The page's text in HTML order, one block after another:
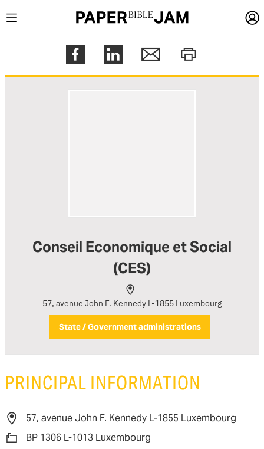
LOGIN
Conseil Economique et Social
(CES)
57, avenue John F. Kennedy L-1855 Luxembourg
State / Government administrations
PRINCIPAL INFORMATION
57, avenue John F. Kennedy L-1855 Luxembourg
BP 1306 L-1013 Luxembourg